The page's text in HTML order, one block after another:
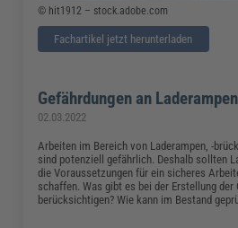
© hit1912 – stock.adobe.com
Fachartikel jetzt herunterladen
Gefährdungen an Laderampen
02.03.2022
Arbeiten im Bereich von Laderampen, -
sind potenziell gefährlich. Deshalb sollten
die Voraussetzungen für ein sicheres
schaffen. Was gibt es bei der Erstellung
berücksichtigen? Wie kann im Bestand